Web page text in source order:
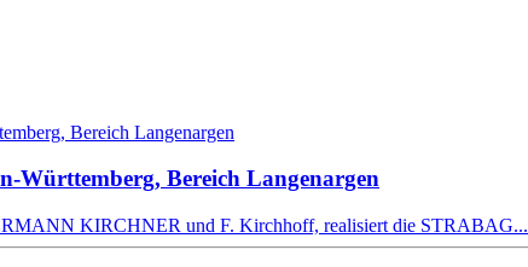
Württemberg, Bereich Langenargen
KIRCHNER und F. Kirchhoff, realisiert die STRABAG...